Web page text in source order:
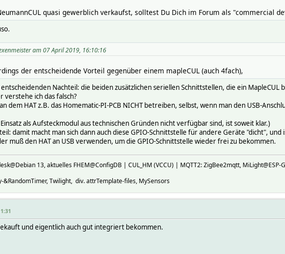
quasi gewerblich verkaufst, solltest Du Dich im Forum als "commercial
am 07 April 2019, 16:10:16
der entscheidende Vorteil gegenüber einem mapleCUL (auch 4fach),
Nachteil: die beiden zusätzlichen seriellen Schnittstellen, die ein
verstehe ich das falsch?
dem HAT z.B. das Homematic-PI-PCB NICHT betreiben, selbst, wenn man den USB-
als Aufsteckmodul aus technischen Gründen nicht verfügbar sind, ist soweit klar.)
damit macht man sich dann auch diese GPIO-Schnittstelle für andere Geräte "dicht",
muß den HAT an USB verwenden, um die GPIO-Schnittstelle wieder frei zu bekommen.
13, aktuelles FHEM@ConfigDB | CUL_HM (VCCU) | MQTT2: ZigBee2mqtt,
&RandomTimer, Twilight, div. attrTemplate-files, MySensors
und eigentlich auch gut integriert bekommen.